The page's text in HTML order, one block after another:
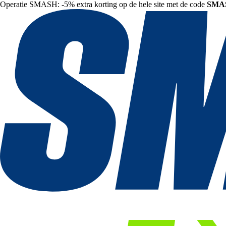
Operatie SMASH: -5% extra korting op de hele site met de code